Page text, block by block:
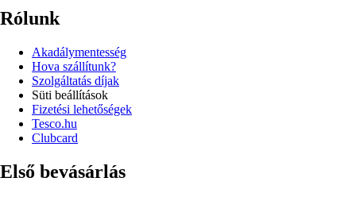
Rólunk
Akadálymentesség
Hova szállítunk?
Szolgáltatás díjak
Süti beállítások
Fizetési lehetőségek
Tesco.hu
Clubcard
Első bevásárlás